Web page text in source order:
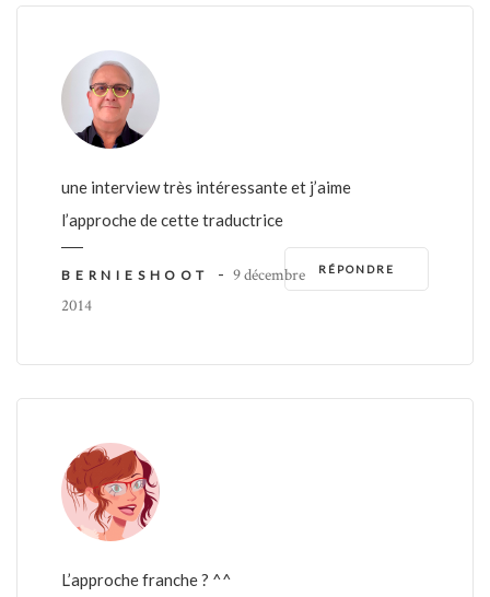
une interview très intéressante et j’aime
l’approche de cette traductrice
RÉPONDRE
BERNIESHOOT - 9 décembre
2014
L’approche franche ? ^^